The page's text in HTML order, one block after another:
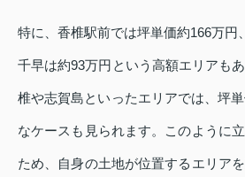
特に、香椎駅前では坪単価約166万円
千早は約93万円という高額エリアも
椎や志賀島といったエリアでは、坪
なケースも見られます。このように
ため、自身の土地が位置するエリア